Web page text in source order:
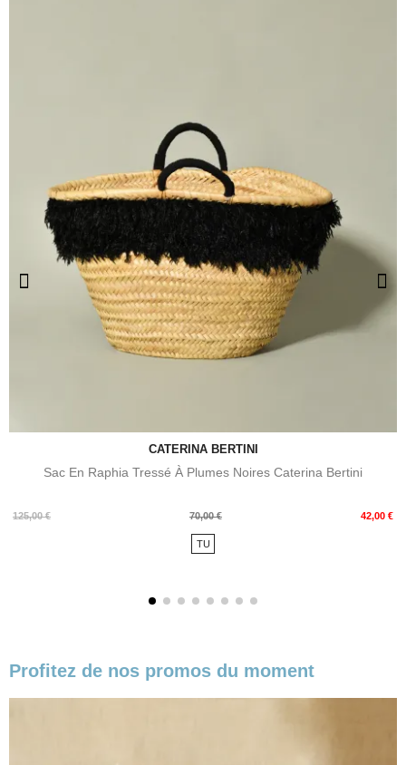
CATERINA BERTINI
Sac En Raphia Tressé À Plumes Noires Caterina Bertini
125,00 €
Prix
70,00 € 42,00 €
Prix
TU
Profitez de nos promos du moment